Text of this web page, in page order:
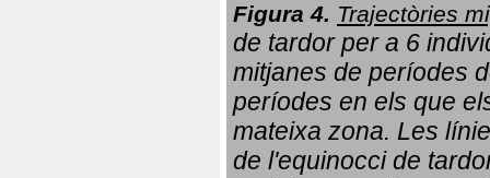
Figura 4. Trajectòries
de tardor per a 6
mitjanes de períodes
períodes en els que
mateixa zona. Les
de l'equinocci de